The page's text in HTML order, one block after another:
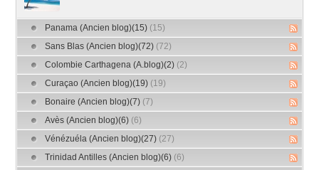
Panama (Ancien blog)(15) (15)
Sans Blas (Ancien blog)(72) (72)
Colombie Carthagena (A.blog)(2) (2)
Curaçao (Ancien blog)(19) (19)
Bonaire (Ancien blog)(7) (7)
Avès (Ancien blog)(6) (6)
Vénézuéla (Ancien blog)(27) (27)
Trinidad Antilles (Ancien blog)(6) (6)